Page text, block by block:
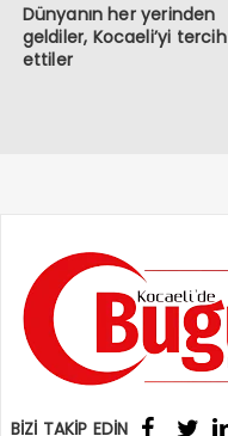
Dünyanın her yerinden
geldiler, Kocaeli’yi tercih
ettiler
BİZİ TAKİP EDİN